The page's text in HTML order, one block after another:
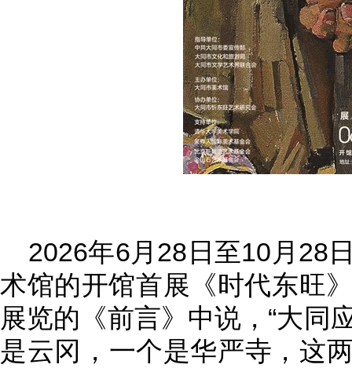
2026年6月28日至10月28
术馆的开馆首展《时代东旺
展览的《前言》中说，“大同
是云冈，一个是华严寺，